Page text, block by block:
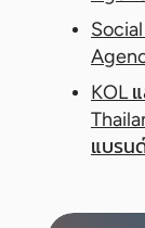
KOL
แบรน